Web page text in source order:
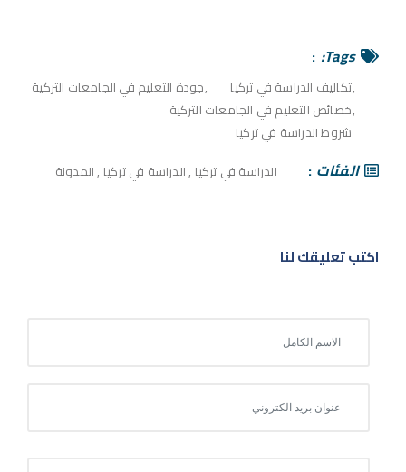
Tags:
تكاليف الدراسة في تركيا
جودة التعليم في الجامعات التركية
خصائص التعليم في الجامعات التركية
شروط الدراسة في تركيا
الفئات الدراسة في تركيا ,الدراسة في تركيا ,المدونة
اكتب تعليقك لنا